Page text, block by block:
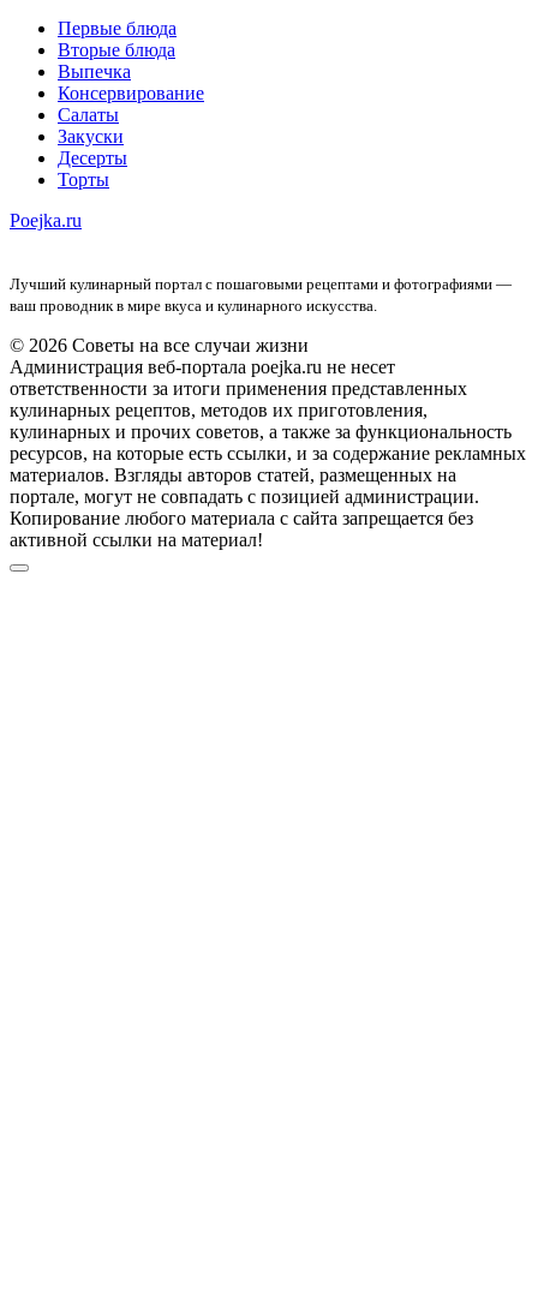
Первые блюда
Вторые блюда
Выпечка
Консервирование
Салаты
Закуски
Десерты
Торты
Poejka.ru
Лучший кулинарный портал с пошаговыми рецептами и фотографиями —
ваш проводник в мире вкуса и кулинарного искусства.
© 2026 Советы на все случаи жизни
Администрация веб-портала poejka.ru не несет
ответственности за итоги применения представленных
кулинарных рецептов, методов их приготовления,
кулинарных и прочих советов, а также за функциональность
ресурсов, на которые есть ссылки, и за содержание рекламных
материалов. Взгляды авторов статей, размещенных на
портале, могут не совпадать с позицией администрации.
Копирование любого материала с сайта запрещается без
активной ссылки на материал!